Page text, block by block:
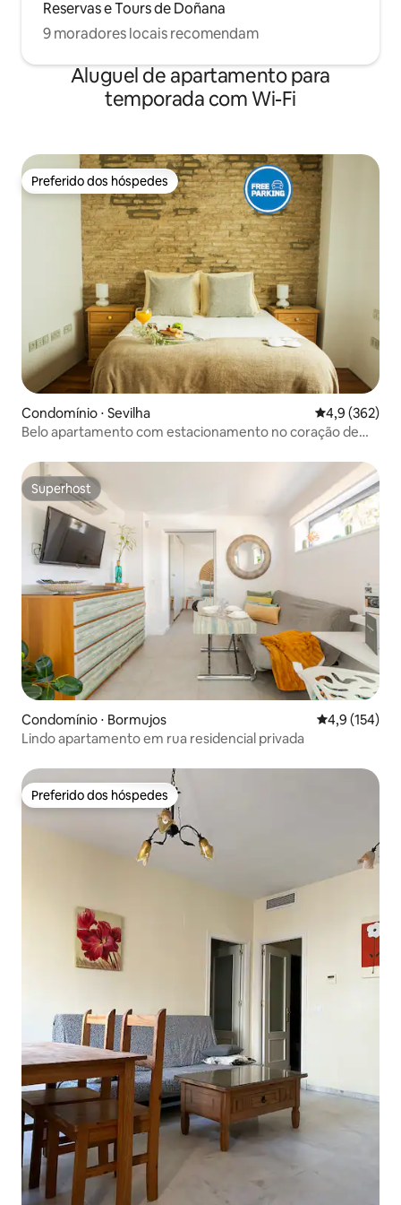
las normas de convivencia, se les podrá
exigir abandonar el apartamento en un
plazo de 24 horas (con pérdida del
importe del alquiler acordado, y sin
poder reclamar nada a cambio).
Reservas e Tours de Doñana
9 moradores locais recomendam
Aluguel de apartamento para
temporada com Wi-Fi
Preferido dos hóspedes
Preferido dos hóspedes
Condomínio ⋅ Sevilha 4,9 de uma
4,9 (362)
Belo apartamento com estacionamento no coração de
Superhost
Superhost
Condomínio ⋅ Bormujos 4,9 de uma
4,9 (154)
Lindo apartamento em rua residencial privada
Preferido dos hóspedes
Preferido dos hóspedes